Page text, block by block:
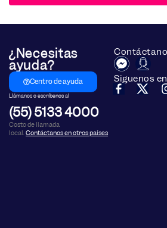
¿Necesitas
ayuda?
Centro de ayuda
Llámanos o escríbenos al
(55) 5133 4000
Costo de llamada
local. Contáctanos en otros países
Siguenos en